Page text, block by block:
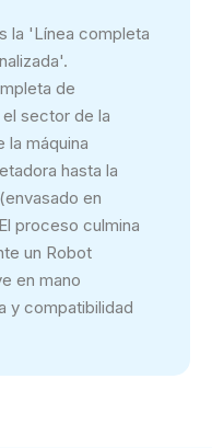
la 'Línea completa
de
sector de la
la máquina
hasta la
en
proceso culmina
un Robot
en mano
y compatibilidad